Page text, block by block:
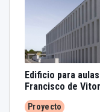
Edificio para
Francisco de
Arquitectos
Proyecto